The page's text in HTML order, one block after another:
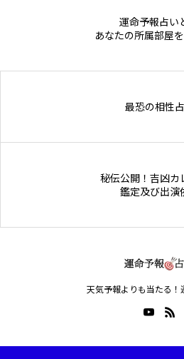
運命予報占い
あなたの所属部屋
最恐の相性
秘伝公開！吉凶カ
鑑定及び出演
天気予報よりも当たる！